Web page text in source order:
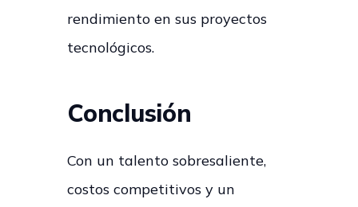
rendimiento en sus proyectos
tecnológicos.
Conclusión
Con un talento sobresaliente,
costos competitivos y un